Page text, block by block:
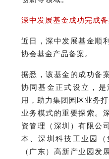
深中发展基金成功完成备
近日，深中发展基金顺
协会基金产品备案。
据悉，该基金的成功备
协同基金正式设立，
用，助力集团园区业务
业务模式的重要探索。
资管理（深圳）有限公
本、深圳科技工业园
（广东）高新产业园发